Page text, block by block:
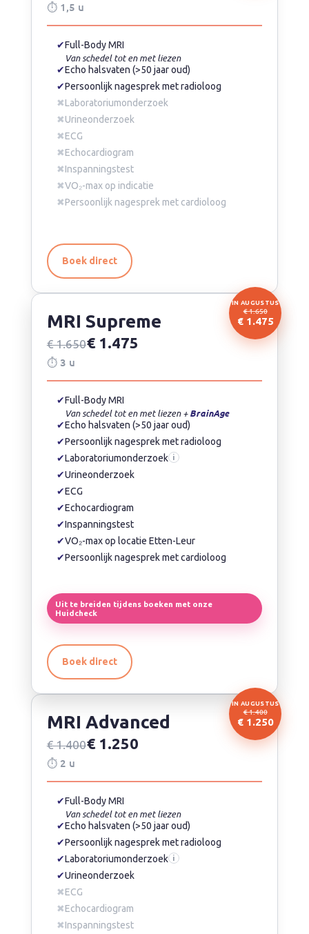
⏱ 1,5 u
✔Full-Body MRI
Van schedel tot en met liezen
✔Echo halsvaten (>50 jaar oud)
✔Persoonlijk nagesprek met radioloog
✖Laboratoriumonderzoek
✖Urineonderzoek
✖ECG
✖Echocardiogram
✖Inspanningstest
✖VO₂-max op indicatie
✖Persoonlijk nagesprek met cardioloog
Boek direct
IN AUGUSTUS
€ 1.650
€ 1.475
MRI Supreme
€ 1.650€ 1.475
⏱ 3 u
✔Full-Body MRI
Van schedel tot en met liezen +BrainAge
✔Echo halsvaten (>50 jaar oud)
✔Persoonlijk nagesprek met radioloog
✔Laboratoriumonderzoek i
✔Urineonderzoek
✔ECG
✔Echocardiogram
✔Inspanningstest
✔VO₂-max op locatie Etten-Leur
✔Persoonlijk nagesprek met cardioloog
Uit te breiden tijdens boeken met onze
Huidcheck
Boek direct
IN AUGUSTUS
€ 1.400
€ 1.250
MRI Advanced
€ 1.400€ 1.250
⏱ 2 u
✔Full-Body MRI
Van schedel tot en met liezen
✔Echo halsvaten (>50 jaar oud)
✔Persoonlijk nagesprek met radioloog
✔Laboratoriumonderzoek i
✔Urineonderzoek
✖ECG
✖Echocardiogram
✖Inspanningstest